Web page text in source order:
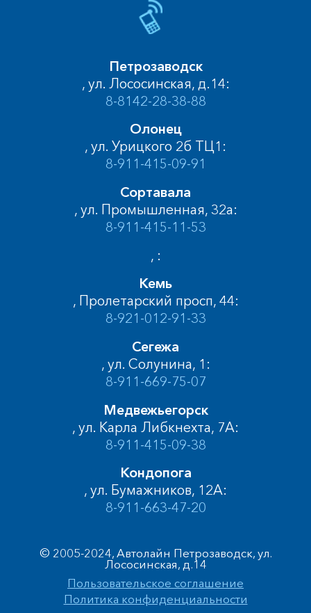
Петрозаводск
, ул. Лососинская, д.14:
8-8142-28-38-88
Олонец
, ул. Урицкого 2б ТЦ1:
8-911-415-09-91
Сортавала
, ул. Промышленная, 32а:
8-911-415-11-53
, :
Кемь
, Пролетарский просп, 44:
8-921-012-91-33
Сегежа
, ул. Солунина, 1:
8-911-669-75-07
Медвежьегорск
, ул. Карла Либкнехта, 7А:
8-911-415-09-38
Кондопога
, ул. Бумажников, 12А:
8-911-663-47-20
© 2005-2024, Автолайн Петрозаводск, ул.
Лососинская, д.14
Пользовательское соглашение
Политика конфиденциальности